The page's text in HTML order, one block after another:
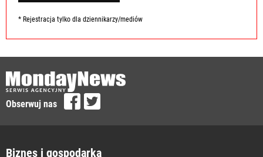
* Rejestracja tylko dla dziennikarzy/mediów
Obserwuj nas
Biznes i gospodarka